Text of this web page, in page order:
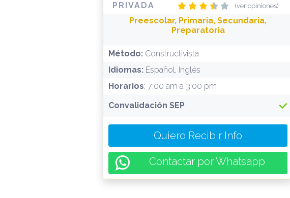
PRIVADA (ver opiniones)
Preescolar, Primaria, Secundaria,
Preparatoria
Método: Constructivista
Idiomas: Español, Inglés
Horarios: 7:00 am a 3:00 pm
Convalidación SEP
Quiero Recibir Info
Contactar por Whatsapp